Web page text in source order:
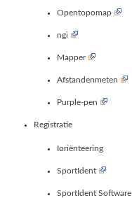
Opentopomap
ngi
Mapper
Afstandenmeten
Purple-pen
Registratie
Ioriënteering
SportIdent
SportIdent Software